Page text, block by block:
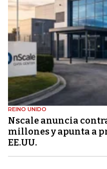
REINO UNIDO
Nscale anuncia
millones y apunta a
EE.UU.